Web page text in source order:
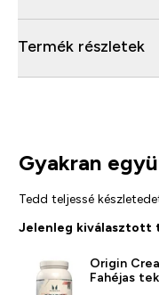
Termék részletek
Gyakran
Tedd teljessé
Jelenleg kiválasztott
Origin
Fahéjas